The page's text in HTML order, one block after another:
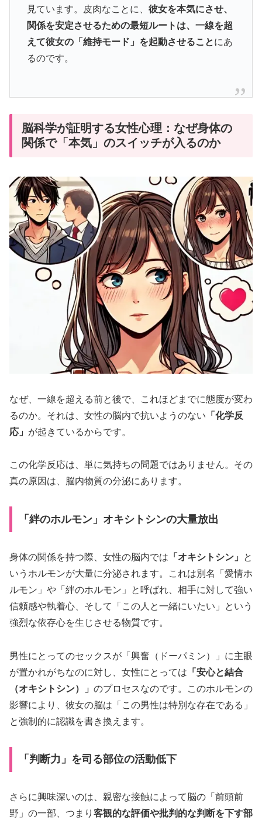
見ています。皮肉なことに、 彼女を本気にさせ、
関係を安定させるための最短ルートは、一線を超
えて彼女の「維持モード」を起動させることにあ
るのです。
脳科学が証明する女性心理：なぜ身体の
関係で「本気」のスイッチが入るのか
なぜ、一線を超える前と後で、これほどまでに態度が変わ
るのか。それは、女性の脳内で抗いようのない 「化学反
応」 が起きているからです。
この化学反応は、単に気持ちの問題ではありません。その
真の原因は、脳内物質の分泌にあります。
「絆のホルモン」オキシトシンの大量放出
身体の関係を持つ際、女性の脳内では 「オキシトシン」
と
いうホルモンが大量に分泌されます。これは別名「愛情ホ
ルモン」や「絆のホルモン」と呼ばれ、相手に対して強い
信頼感や執着心、そして「この人と一緒にいたい」という
強烈な依存心を生じさせる物質です。
男性にとってのセックスが「興奮（ドーパミン）」に主眼
が置かれがちなのに対し、女性にとっては 「安心と結合
（オキシトシン）」 のプロセスなのです。このホルモンの
影響により、彼女の脳は「この男性は特別な存在である」
と強制的に認識を書き換えます。
「判断力」を司る部位の活動低下
さらに興味深いのは、親密な接触によって脳の「前頭前
野」の一部、つまり 客観的な評価や批判的な判断を下す部